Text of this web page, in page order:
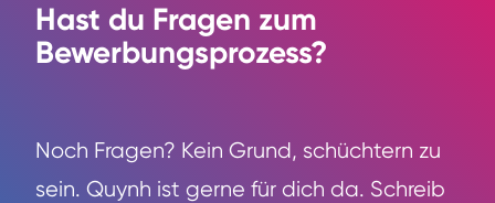
Hast du Fragen zum
Bewerbungsprozess?
Noch Fragen? Kein Grund, schüchtern zu
sein. Quynh ist gerne für dich da. Schreib